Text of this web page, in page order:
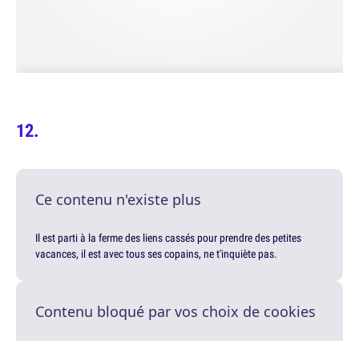
Ce contenu n'existe plus
Il est parti à la ferme des liens cassés pour prendre des petites
vacances, il est avec tous ses copains, ne t'inquiète pas.
Contenu bloqué par vos choix de cookies